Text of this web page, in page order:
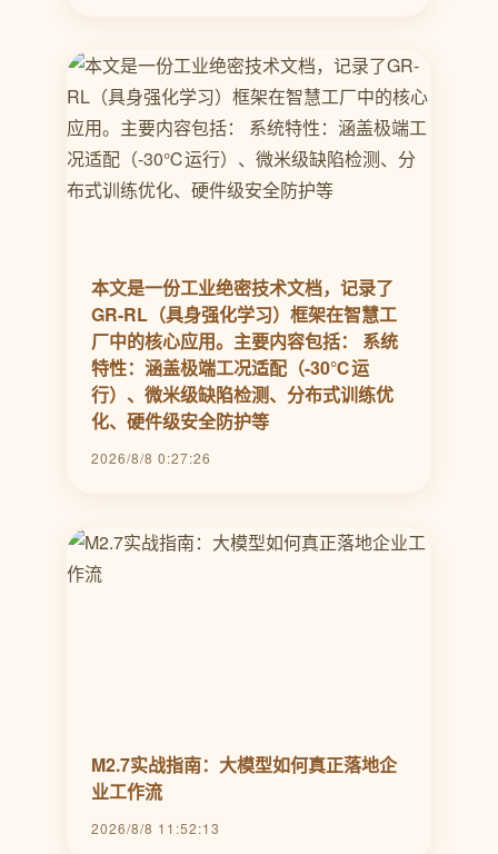
本文是一份工业绝密技术文档，记录了
GR-RL（具身强化学习）框架在智慧工
厂中的核心应用。主要内容包括： 系统
特性：涵盖极端工况适配（-30℃运
行）、微米级缺陷检测、分布式训练优
化、硬件级安全防护等
2026/8/8 0:27:26
M2.7实战指南：大模型如何真正落地企
业工作流
2026/8/8 11:52:13